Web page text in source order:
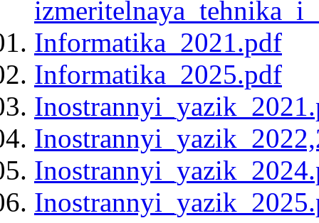
Informatika_2021.pdf
Informatika_2025.pdf